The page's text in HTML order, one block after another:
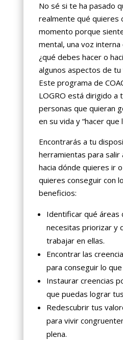
No sé si te ha pasado
realmente qué quieres
momento porque
mental, una voz
¿qué debes hacer o
algunos aspectos de tu
Este programa de
LOGRO está dirigido a
personas que quieran
en su vida y “hacer que
Encontrarás a tu
herramientas para salir
hacia dónde quieres ir
quieres conseguir con
beneficios:
Identificar qué áreas
necesitas priorizar y
trabajar en ellas.
Encontrar las
para conseguir lo
Instaurar creencias
que puedas lograr
Redescubrir tus
para vivir
plena.